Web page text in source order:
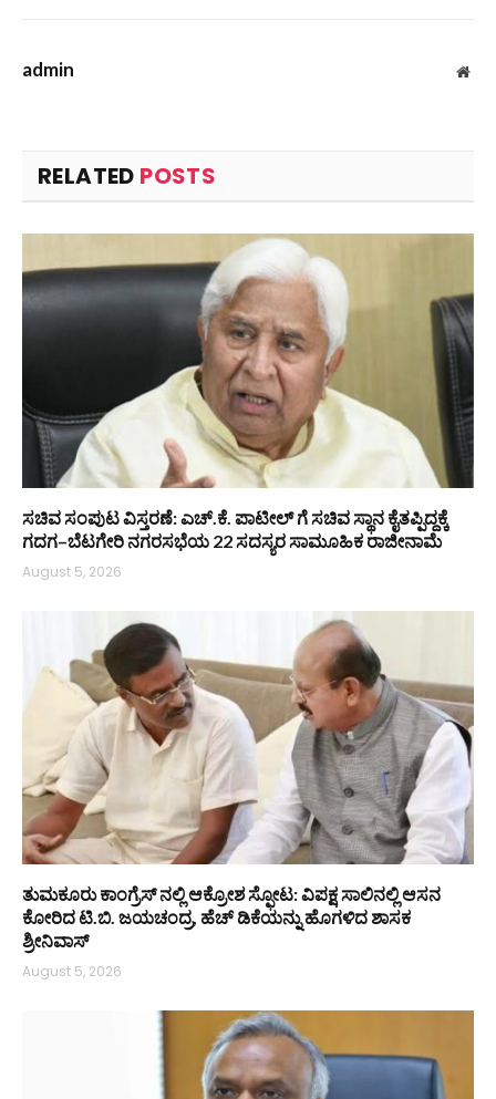
admin
RELATED POSTS
ಸಚಿವ ಸಂಪುಟ ವಿಸ್ತರಣೆ: ಎಚ್.ಕೆ. ಪಾಟೀಲ್ ಗೆ ಸಚಿವ ಸ್ಥಾನ ಕೈತಪ್ಪಿದ್ದಕ್ಕೆ
ಗದಗ–ಬೆಟಗೇರಿ ನಗರಸಭೆಯ 22 ಸದಸ್ಯರ ಸಾಮೂಹಿಕ ರಾಜೀನಾಮೆ
August 5, 2026
ತುಮಕೂರು ಕಾಂಗ್ರೆಸ್ ನಲ್ಲಿ ಆಕ್ರೋಶ ಸ್ಫೋಟ: ವಿಪಕ್ಷ ಸಾಲಿನಲ್ಲಿ ಆಸನ
ಕೋರಿದ ಟಿ.ಬಿ. ಜಯಚಂದ್ರ, ಹೆಚ್ ಡಿಕೆಯನ್ನು ಹೊಗಳಿದ ಶಾಸಕ
ಶ್ರೀನಿವಾಸ್
August 5, 2026